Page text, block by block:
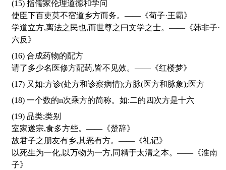
(15) 指儒家伦理道德和学问
使臣下百吏莫不宿道乡方而务。——《荀子·王霸》
学道立方,离法之民也,而世尊之曰文学之士。——《韩非子·
六反》
(16) 合成药物的配方
请了多少名医修方配药,皆不见效。——《红楼梦》
(17) 又如:方诊(处方和诊察病情);方脉(医方和脉象);医方
(18) 一个数的n次乘方的简称。如:二的四次方是十六
(19) 品类;类别
室家遂宗,食多方些。——《楚辞》
故君子之朋友有乡,其恶有方。——《礼记》
以死生为一化,以万物为一方,同精于太清之本。——《淮南
子》